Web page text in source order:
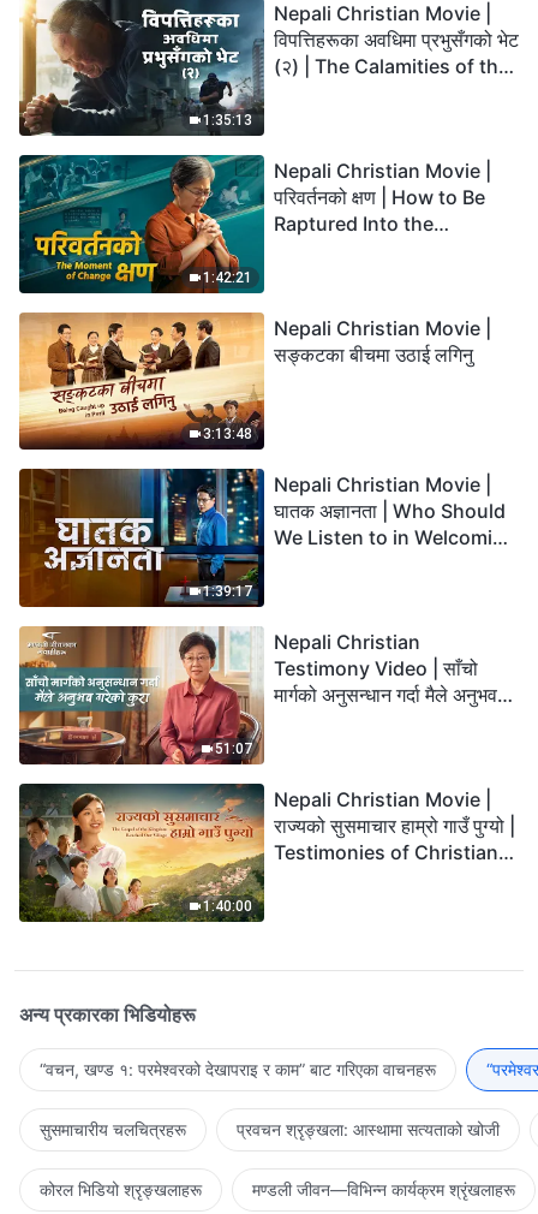
1:35:13
Nepali Christian Movie |
विपत्तिहरूका अवधिमा प्रभुसँगको भेट
(२) | The Calamities of the
1:42:21
Nepali Christian Movie |
परिवर्तनको क्षण | How to Be
Raptured Into the
3:13:48
Nepali Christian Movie |
सङ्कटका बीचमा उठाई लगिनु
1:39:17
Nepali Christian Movie |
घातक अज्ञानता | Who Should
We Listen to in Welcoming
51:07
Nepali Christian
Testimony Video | साँचो
मार्गको अनुसन्धान गर्दा मैले अनुभव
1:40:00
Nepali Christian Movie |
राज्यको सुसमाचार हाम्रो गाउँ पुग्यो |
Testimonies of Christians
अन्य प्रकारका भिडियोहरू
“वचन, खण्ड १: परमेश्‍वरको देखापराइ र काम” बाट गरिएका वाचनहरू
सुसमाचारीय चलचित्रहरू प्रवचन श्रृङ्खला: आस्थामा सत्यताको खोजी
कोरल भिडियो श्रृङ्खलाहरू मण्डली जीवन—विभिन्‍न कार्यक्रम श्रृंखलाहरू